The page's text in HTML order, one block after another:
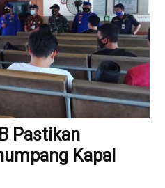
Pastikan
Kapal